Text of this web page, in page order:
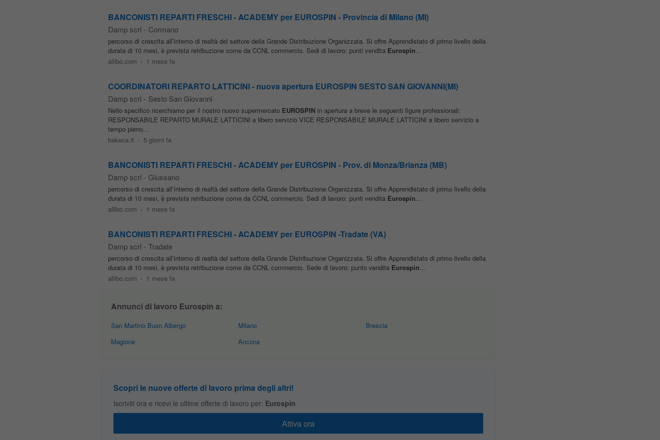
BANCONISTI REPARTI FRESCHI - ACADEMY per EUROSPIN - Provincia di Milano (MI)
Damp scrl - Cormano
percorso di crescita all’interno di realtà del settore della Grande Distribuzione Organizzata. Si offre Apprendistato di primo livello della
durata di 10 mesi, è prevista retribuzione come da CCNL commercio. Sedi di lavoro: punti vendita Eurospin...
allibo.com - 1 mese fa
COORDINATORI REPARTO LATTICINI - nuova apertura EUROSPIN SESTO SAN GIOVANNI(MI)
Damp scrl - Sesto San Giovanni
Nello specifico ricerchiamo per il nostro nuovo supermercato EUROSPINin apertura a breve le seguenti figure professionali:
RESPONSABILE REPARTO MURALE LATTICINI a libero servizio VICE RESPONSABILE MURALE LATTICINI a libero servizio a
tempo pieno...
bakeca.it - 5 giorni fa
BANCONISTI REPARTI FRESCHI - ACADEMY per EUROSPIN - Prov. di Monza/Brianza (MB)
Damp scrl - Giussano
percorso di crescita all’interno di realtà del settore della Grande Distribuzione Organizzata. Si offre Apprendistato di primo livello della
durata di 10 mesi, è prevista retribuzione come da CCNL commercio. Sedi di lavoro: punti vendita Eurospin...
allibo.com - 1 mese fa
BANCONISTI REPARTI FRESCHI - ACADEMY per EUROSPIN -Tradate (VA)
Damp scrl - Tradate
percorso di crescita all’interno di realtà del settore della Grande Distribuzione Organizzata. Si offre Apprendistato di primo livello della
durata di 10 mesi, è prevista retribuzione come da CCNL commercio. Sede di lavoro: punto vendita Eurospin...
allibo.com - 1 mese fa
Annunci di lavoro Eurospin a:
San Martino Buon Albergo
Magione
Milano
Ancona
Brescia
Scopri le nuove offerte di lavoro prima degli altri!
Iscriviti ora e ricevi le ultime offerte di lavoro per: Eurospin